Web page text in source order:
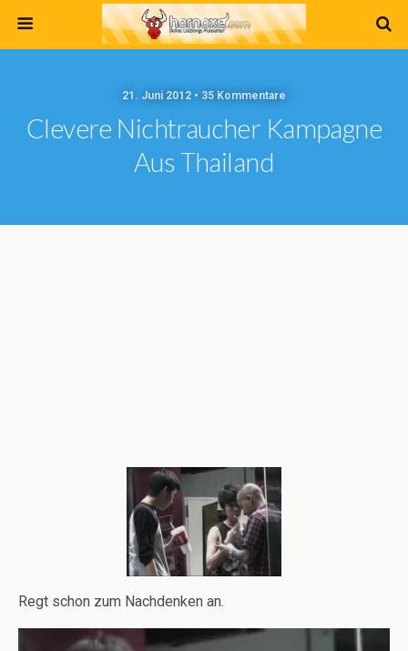
21. Juni 2012 • 35 Kommentare
Clevere Nichtraucher Kampagne
Aus Thailand
Regt schon zum Nachdenken an.